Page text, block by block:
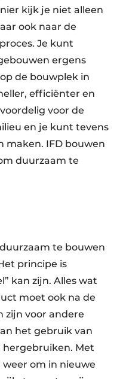
kijk je niet alleen
ook naar de
Je kunt
ergens
de bouwplek in
efficiënter en
voor de
en je kunt tevens
maken. IFD bouwen
duurzaam te
te bouwen
principe is
kan zijn. Alles wat
moet ook na de
zijn voor andere
het gebruik van
Met
om in nieuwe